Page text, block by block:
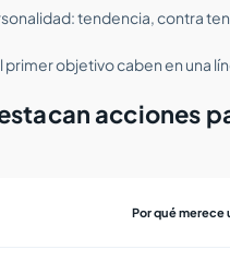
tendencia, contra
primer objetivo caben en una
acciones
Por qué merece